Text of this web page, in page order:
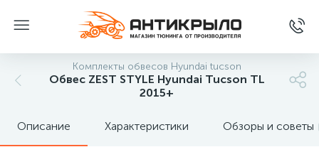
Комплекты обвесов Hyundai tucson
Обвес ZEST STYLE Hyundai Tucson TL
2015+
Описание Характеристики Обзоры и советы